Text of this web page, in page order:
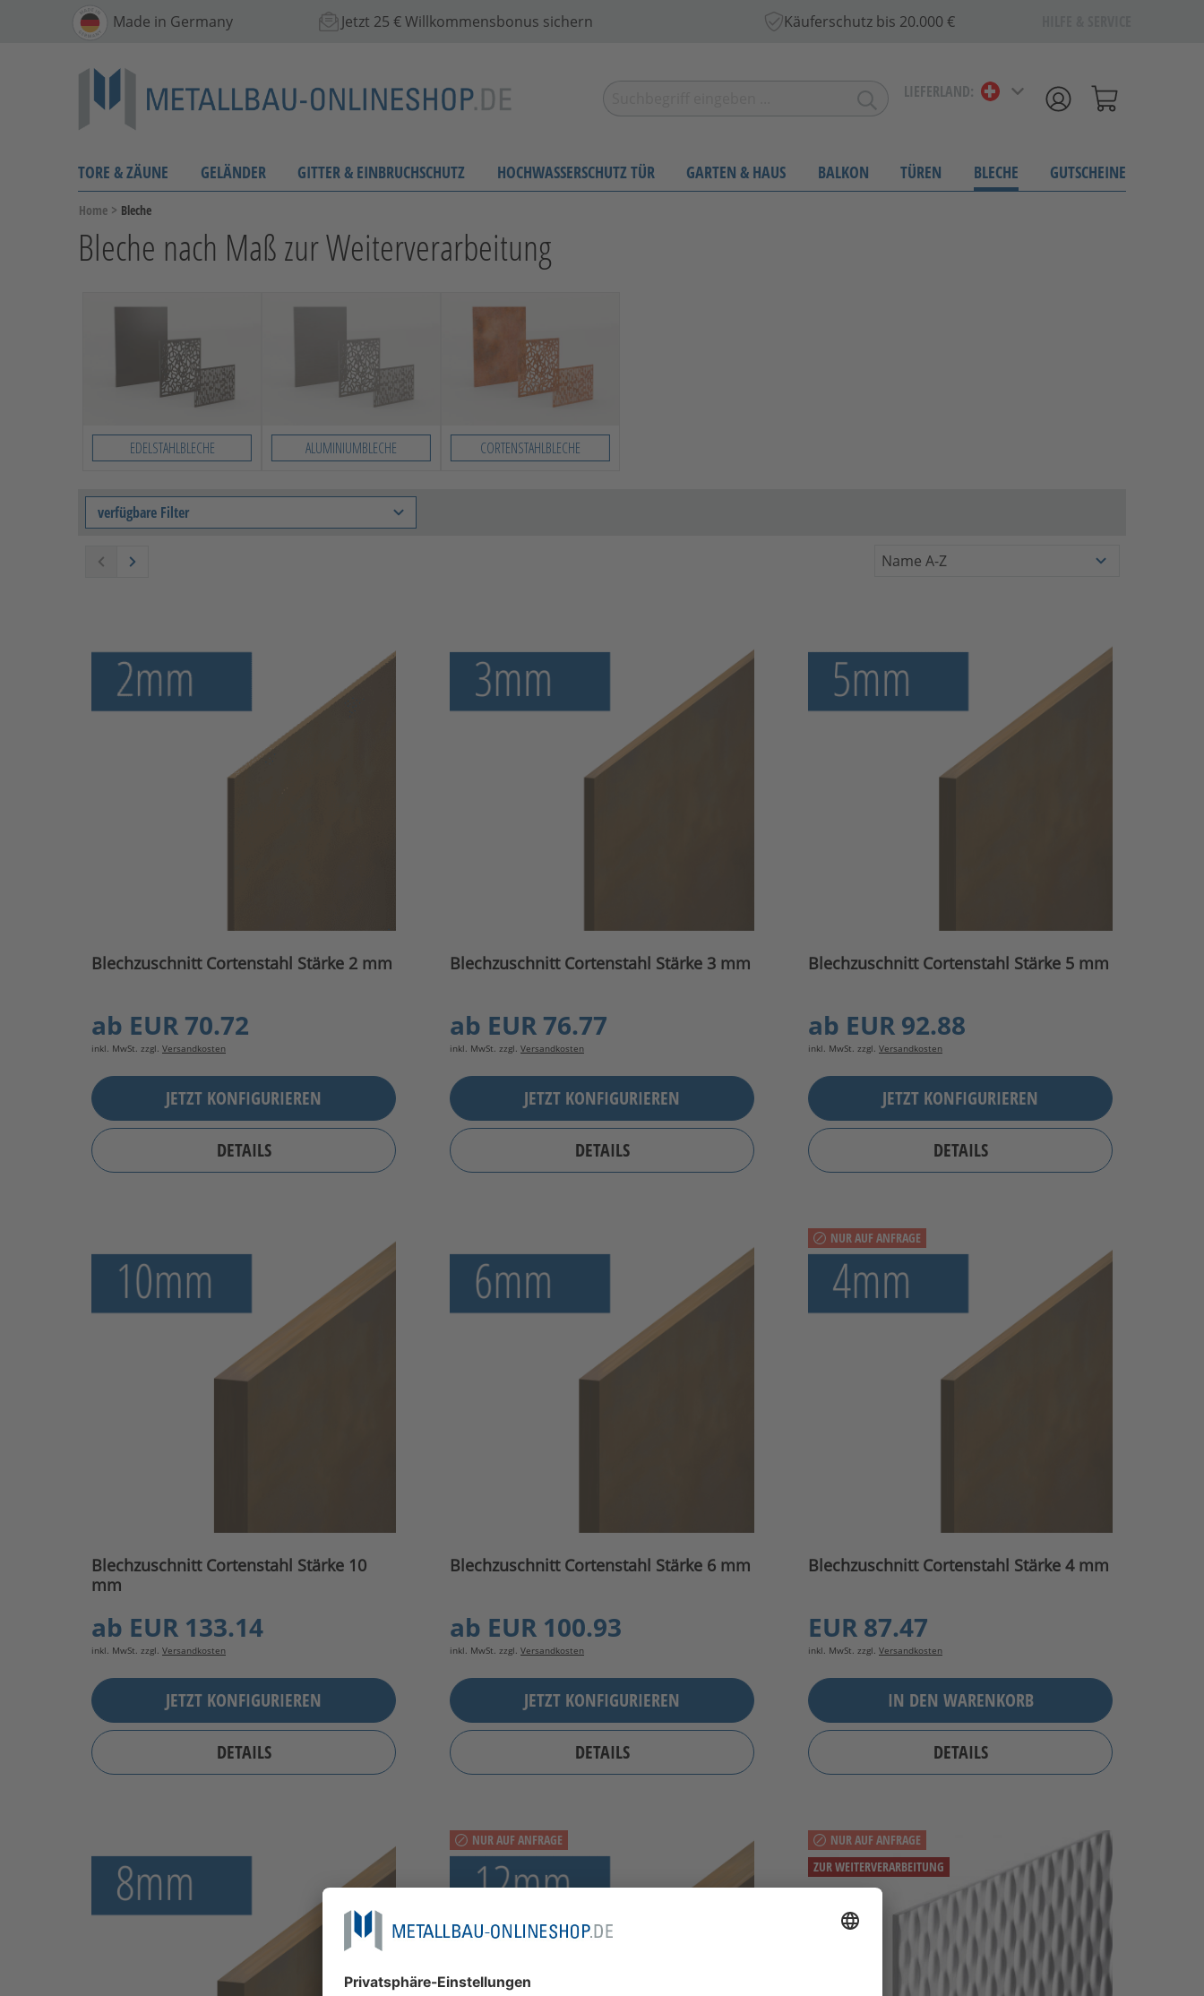
Made in Germany Jetzt 25 € Willkommensbonus sichern Käuferschutz bis 20.000 €
LIEFERLAND:
TORE & ZÄUNE GELÄNDER GITTER & EINBRUCHSCHUTZ HOCHWASSERSCHUTZ TÜR GARTEN & HAUS BALKON TÜREN BLECHE GUTSCHEINE
Home > Bleche
Bleche nach Maß zur Weiterverarbeitung
EDELSTAHLBLECHE ALUMINIUMBLECHE CORTENSTAHLBLECHE
verfügbare Filter
Blechzuschnitt Cortenstahl Stärke 2 mm
ab EUR 70.72
inkl. MwSt. zzgl. Versandkosten
JETZT KONFIGURIEREN
DETAILS
Blechzuschnitt Cortenstahl Stärke 3 mm
ab EUR 76.77
inkl. MwSt. zzgl. Versandkosten
JETZT KONFIGURIEREN
DETAILS
Blechzuschnitt Cortenstahl Stärke 5 mm
ab EUR 92.88
inkl. MwSt. zzgl. Versandkosten
JETZT KONFIGURIEREN
DETAILS
Blechzuschnitt Cortenstahl Stärke 10
mm
ab EUR 133.14
inkl. MwSt. zzgl. Versandkosten
JETZT KONFIGURIEREN
DETAILS
Blechzuschnitt Cortenstahl Stärke 6 mm
ab EUR 100.93
inkl. MwSt. zzgl. Versandkosten
JETZT KONFIGURIEREN
DETAILS
NUR AUF ANFRAGE
Blechzuschnitt Cortenstahl Stärke 4 mm
EUR 87.47
inkl. MwSt. zzgl. Versandkosten
IN DEN WARENKORB
DETAILS
NUR AUF ANFRAGE
NUR AUF ANFRAGE
ZUR WEITERVERARBEITUNG